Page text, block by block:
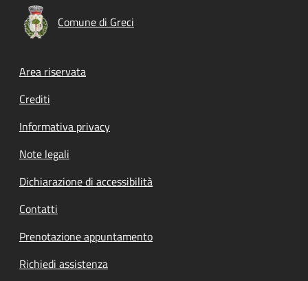
Comune di Greci
Footer menu
Area riservata
Crediti
Informativa privacy
Note legali
Dichiarazione di accessibilità
Contatti
Prenotazione appuntamento
Richiedi assistenza